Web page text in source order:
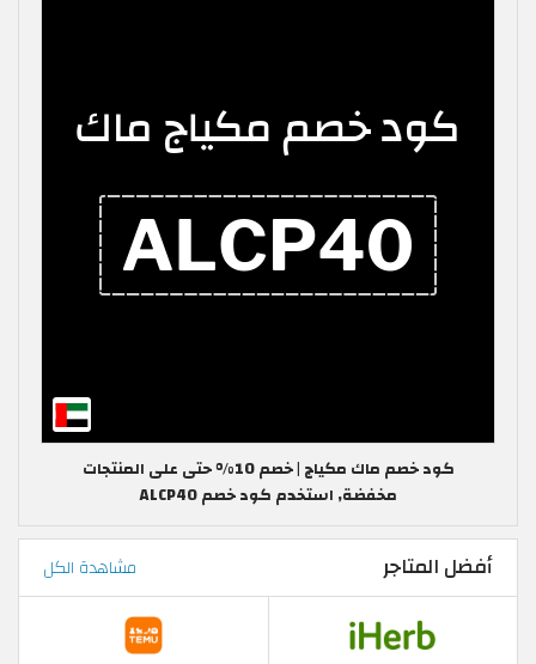
كود خصم ماك مكياج | خصم 10% حتى على المنتجات
مخفضة, استخدم كود خصم ALCP40
أفضل المتاجر مشاهدة الكل